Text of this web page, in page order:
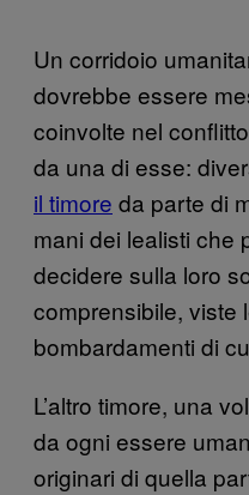
Un corridoio
dovrebbe essere
coinvolte nel
da una di esse:
il timore da parte di
mani dei lealisti che
decidere sulla loro
comprensibile, viste
bombardamenti di
L’altro timore, una
da ogni essere
originari di quella